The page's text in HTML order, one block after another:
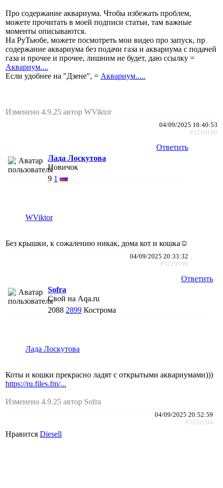
Про содержание аквариума. Чтобы избежать проблем,
можете прочитать в моей подписи статьи, там важные
моменты описываются.
На РуТьюбе, можете посмотреть мои видео про запуск, пр
содержание аквариума без подачи газа и аквариума с подачей
газа и прочее и прочее, лишним не будет, даю ссылку =
Аквариум....
Если удобнее на "Дзене", = Аквариум.....
Изменено 4.9.25 автор WViktor
04/09/2025 18:40:53
#3219186
Ответить
Лада Лоскутова
Новичок
9 1
WViktor
Без крышки, к сожалению никак, дома кот и кошка☺️
04/09/2025 20:33:32
#3219199
Ответить
Sofra
Свой на Aqa.ru
2088 2899 Кострома
Лада Лоскутова
Коты и кошки прекрасно ладят с открытыми аквариумами)))
https://ru.files.fm/...
Изменено 4.9.25 автор Sofra
04/09/2025 20:52:59
#3219204
Нравится Diesell